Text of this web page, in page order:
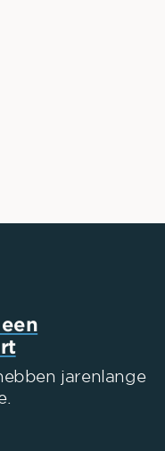
jarenlange